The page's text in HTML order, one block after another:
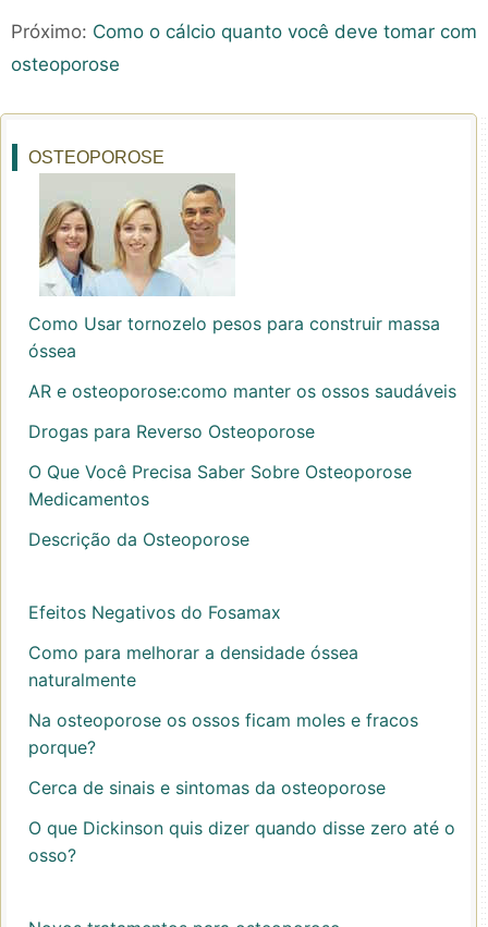
Próximo: Como o cálcio quanto você deve tomar com
osteoporose
OSTEOPOROSE
Como Usar tornozelo pesos para construir massa
óssea
AR e osteoporose:como manter os ossos saudáveis
Drogas para Reverso Osteoporose
O Que Você Precisa Saber Sobre Osteoporose
Medicamentos
Descrição da Osteoporose
Efeitos Negativos do Fosamax
Como para melhorar a densidade óssea
naturalmente
Na osteoporose os ossos ficam moles e fracos
porque?
Cerca de sinais e sintomas da osteoporose
O que Dickinson quis dizer quando disse zero até o
osso?